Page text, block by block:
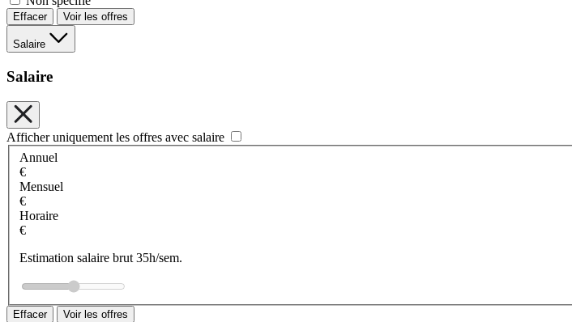
Effacer Voir les offres
Salaire
Salaire
Afficher uniquement les offres avec salaire
Annuel
€
Mensuel
€
Horaire
€
Estimation salaire brut 35h/sem.
Effacer Voir les offres